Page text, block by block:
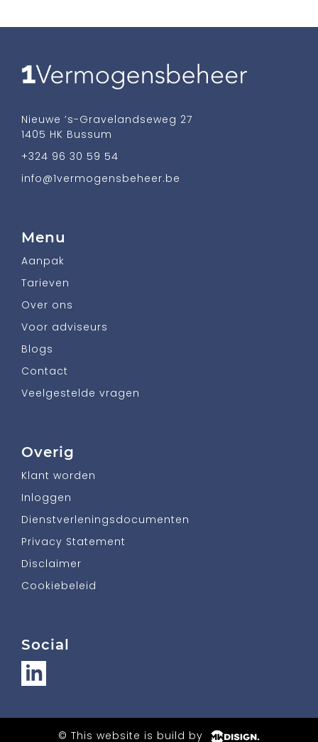
Nieuwe ’s-Gravelandseweg 27
1405 HK Bussum
+324 96 30 59 54
info@1vermogensbeheer.be
Menu
Aanpak
Tarieven
Over ons
Voor adviseurs
Blogs
Contact
Veelgestelde vragen
Overig
Klant worden
Inloggen
Dienstverleningsdocumenten
Privacy Statement
Disclaimer
Cookiebeleid
Social
© This website is build by